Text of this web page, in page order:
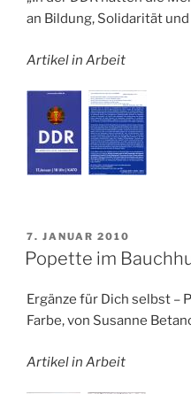
an Bildung, Solidarität
Artikel in Arbeit
VERÖFFENTLICHT
AM
7. JANUAR 2010
Popette im
Ergänze für Dich selbst –
Farbe, von Susanne
Artikel in Arbeit